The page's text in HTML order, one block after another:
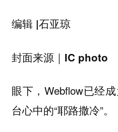
编辑 |石亚琼
封面来源｜IC photo
眼下，Webflow已经
台心中的“耶路撒冷”。